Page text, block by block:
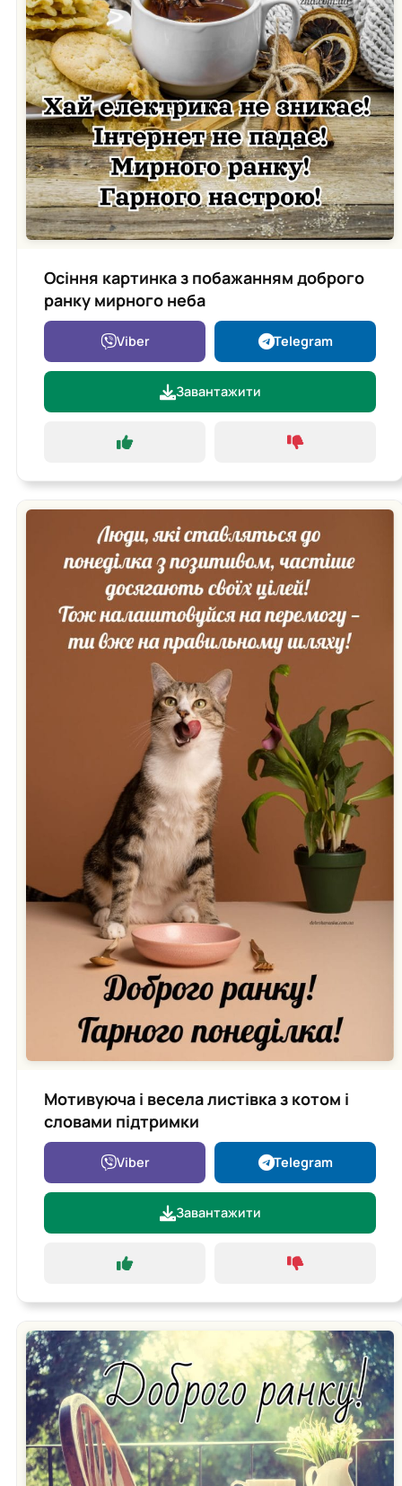
Осіння картинка з побажанням доброго
ранку мирного неба
Viber Telegram
Завантажити
Мотивуюча і весела листівка з котом і
словами підтримки
Viber Telegram
Завантажити